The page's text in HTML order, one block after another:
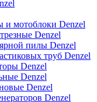
и мотоблоки Denzel
Denzel
пилы Denzel
труб Denzel
Denzel
Denzel
Denzel
Denzel